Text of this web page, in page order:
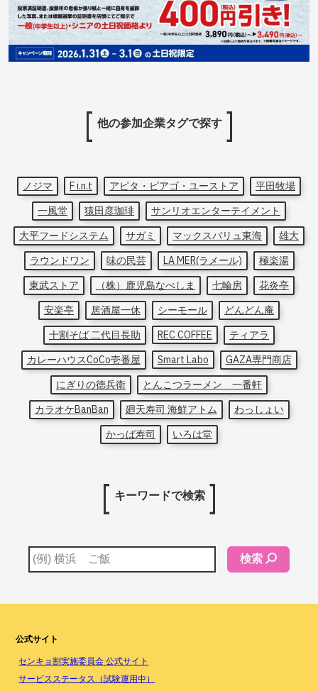
他の参加企業タグで探す
ノジマ F i.n.t アピタ・ピアゴ・ユーストア
平田牧場
一風堂
猿田彦珈琲
サンリオエンターテイメント
大平フードシステム
サガミ マックスバリュ東海
雄大
ラウンドワン
味の民芸 LA MER(ラメール)
極楽湯
東武ストア
（株）鹿児島なべしま 七輪房
花炎亭
安楽亭
居酒屋一休 シーモール
どんどん庵
十割そば 二代目長助
REC COFFEE
ティアラ
カレーハウスCoCo壱番屋
Smart Labo
GAZA専門商店
にぎりの徳兵衛
とんこつラーメン 一番軒
カラオケBanBan
廻天寿司 海鮮アトム
わっしょい
かっぱ寿司
いろは堂
キーワードで検索
検索
公式サイト
センキョ割実施委員会 公式サイト
サービスステータス（試験運用中）